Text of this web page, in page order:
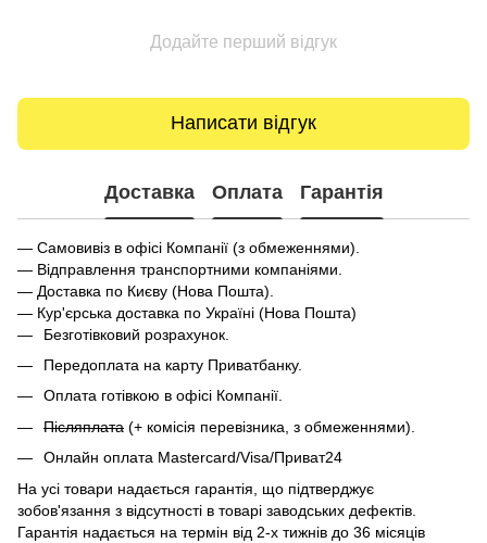
Додайте перший відгук
Написати відгук
Доставка Оплата Гарантія
— Самовивіз в офісі Компанії (з обмеженнями).
— Відправлення транспортними компаніями.
— Доставка по Києву (Нова Пошта).
— Кур'єрська доставка по Україні (Нова Пошта)
Безготівковий розрахунок.
Передоплата на карту Приватбанку.
Оплата готівкою в офісі Компанії.
Післяплата (+ комісія перевізника, з обмеженнями).
Онлайн оплата Mastercard/Visa/Приват24
На усі товари надається гарантія, що підтверджує
зобов'язання з відсутності в товарі заводських дефектів.
Гарантія надається на термін від 2-х тижнів до 36 місяців